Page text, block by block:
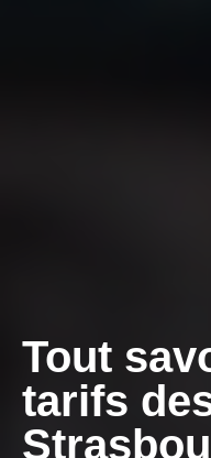
Tout
tarifs